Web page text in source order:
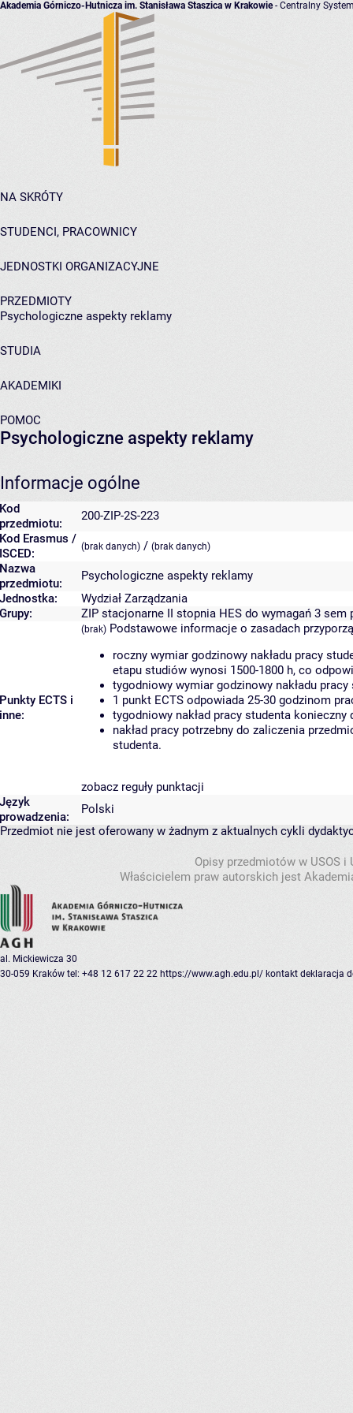
Akademia Górniczo-Hutnicza im. Stanisława Staszica w Krakowie- Centralny
NA SKRÓTY
STUDENCI, PRACOWNICY
JEDNOSTKI ORGANIZACYJNE
PRZEDMIOTY
Psychologiczne aspekty reklamy
STUDIA
AKADEMIKI
POMOC
Psychologiczne aspekty reklamy
Informacje ogólne
Kod
przedmiotu:
200-ZIP-2S-223
Kod Erasmus /
ISCED:
(brak danych) / (brak danych)
Nazwa
przedmiotu:
Psychologiczne aspekty reklamy
Jednostka:
Wydział Zarządzania
Grupy:
ZIP stacjonarne II stopnia HES do wymagań 3 sem
Punkty ECTS i
inne:
(brak) Podstawowe informacje o zasadach
roczny wymiar godzinowy nakładu pracy
etapu studiów wynosi 1500-1800 h, co
tygodniowy wymiar godzinowy nakładu
1 punkt ECTS odpowiada 25-30 godzinom
tygodniowy nakład pracy studenta
nakład pracy potrzebny do zaliczenia
studenta.
zobacz reguły punktacji
Język
prowadzenia:
Polski
Przedmiot nie jest oferowany w żadnym z aktualnych cykli
Opisy przedmiotów w USOS
Właścicielem praw autorskich jest
al. Mickiewicza 30
30-059 Kraków tel: +48 12 617 22 22 https://www.agh.edu.pl/ kontakt deklaracja